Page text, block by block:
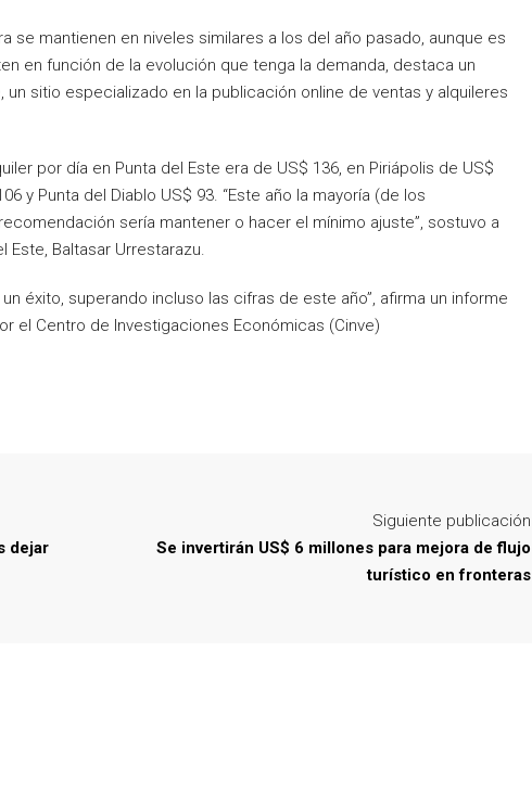
se mantienen en niveles similares a los del año pasado, aunque es
en función de la evolución que tenga la demanda, destaca un
sitio especializado en la publicación online de ventas y alquileres
por día en Punta del Este era de US$ 136, en Piriápolis de US$
y Punta del Diablo US$ 93. “Este año la mayoría (de los
sería mantener o hacer el mínimo ajuste”, sostuvo a
Este, Baltasar Urrestarazu.
éxito, superando incluso las cifras de este año”, afirma un informe
el Centro de Investigaciones Económicas (Cinve)
dejar
Siguiente publicación
Se invertirán US$ 6 millones para mejora de flujo
turístico en fronteras